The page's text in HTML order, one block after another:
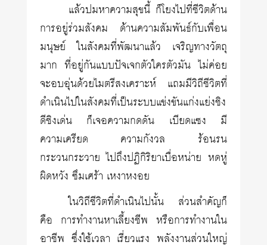
แล้วปมหาความสุขนี้ ก็โยงไปที่ชีวิตด้าน
การอยู่ร่วมสังคม ด้านความสัมพันธ์กับเพื่อน
มนุษย์ ในสังคมที่พัฒนาแล้ว เจริญทางวัตถุ
มาก ที่อยู่กันแบบปัจเจกตัวใครตัวมัน ไม่ค่อย
จะอบอุ่นด้วยไมตรีสงเคราะห์ แถมมีวิถีชีวิตที่
ดำเนินไปในสังคมที่เป็นระบบแข่งขันแก่งแย่งชิง
ดีชิงเด่น ก็เจอความกดดัน เบียดแซง มี
ความเครียด ความกังวล ร้อนรน
กระวนกระวาย ไปถึงปฏิกิริยาเบื่อหน่าย หดหู่
ผิดหวัง ซึมเศร้า เหงาหงอย
ในวิถีชีวิตที่ดำเนินไปนั้น ส่วนสำคัญก็
คือ การทำงานหาเลี้ยงชีพ หรือการทำงานใน
อาชีพ ซึ่งใช้เวลา เรี่ยวแรง พลังงานส่วนใหญ่